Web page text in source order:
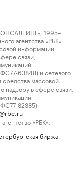
1995–
агентства «РБК»
информации
связи,
63848) и сетевого
средства массовой
в сфере связи,
82385)
«РБК».
биржа